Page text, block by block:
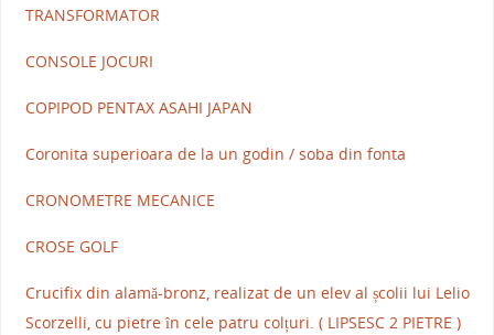
TRANSFORMATOR
CONSOLE JOCURI
COPIPOD PENTAX ASAHI JAPAN
Coronita superioara de la un godin / soba din fonta
CRONOMETRE MECANICE
CROSE GOLF
Crucifix din alamă-bronz, realizat de un elev al școlii lui Lelio
Scorzelli, cu pietre în cele patru colțuri. ( LIPSESC 2 PIETRE )